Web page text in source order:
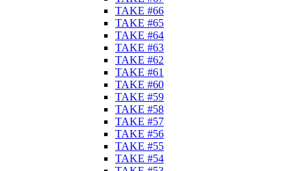
TAKE #66
TAKE #65
TAKE #64
TAKE #63
TAKE #62
TAKE #61
TAKE #60
TAKE #59
TAKE #58
TAKE #57
TAKE #56
TAKE #55
TAKE #54